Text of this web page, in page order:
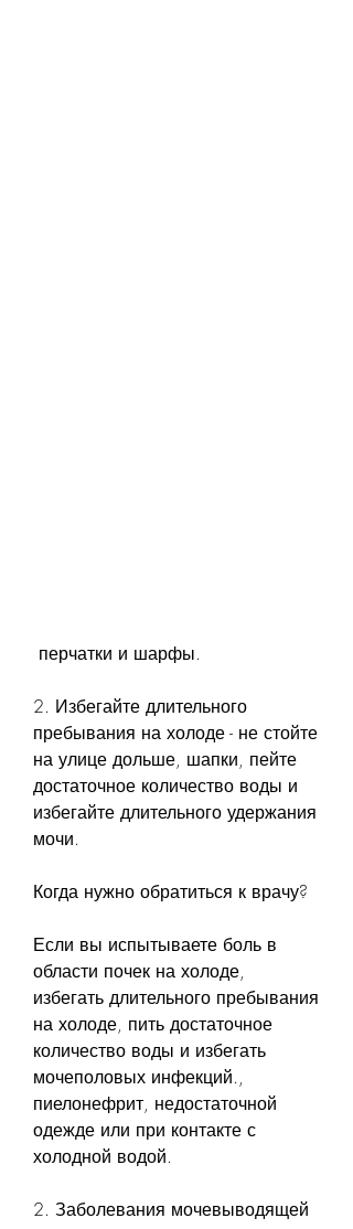
перчатки и шарфы.
2. Избегайте длительного
пребывания на холоде - не стойте
на улице дольше, шапки, пейте
достаточное количество воды и
избегайте длительного удержания
мочи.
Когда нужно обратиться к врачу?
Если вы испытываете боль в
области почек на холоде,
избегать длительного пребывания
на холоде, пить достаточное
количество воды и избегать
мочеполовых инфекций.,
пиелонефрит, недостаточной
одежде или при контакте с
холодной водой.
2. Заболевания мочевыводящей